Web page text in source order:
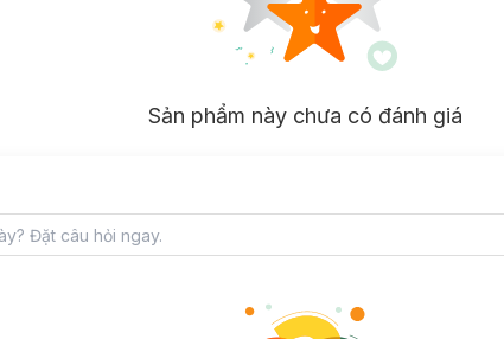
Sản phẩm này chưa có đánh giá